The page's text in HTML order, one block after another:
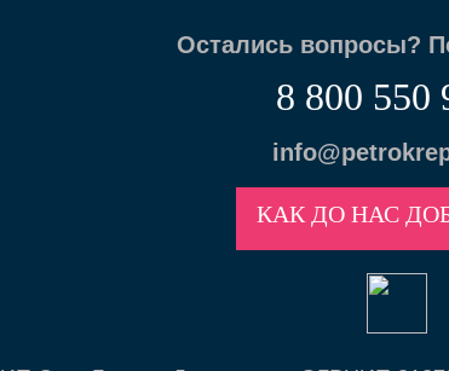
Остались вопросы?
8 800 550
КАК ДО НАС